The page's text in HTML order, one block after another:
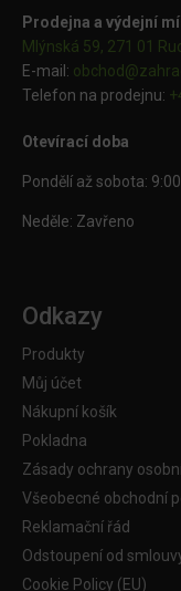
Prodejna a výdejní
Mlýnská 59, 271 01
E-mail: obchod@
Telefon na prodejnu:
Otevírací doba
Pondělí až sobota:
Neděle: Zavřeno
Odkazy
Produkty
Můj účet
Nákupní košík
Pokladna
Zásady ochrany
Všeobecné obchodní
Reklamační řád
Odstoupení od
Cookie Policy (EU)